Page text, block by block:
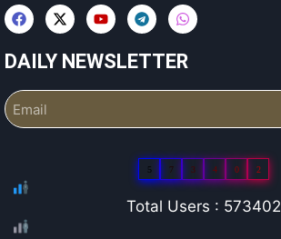
DAILY NEWSLETTER
5 7 3 4 0 2
Total Users : 573402